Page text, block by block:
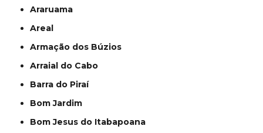
Araruama
Areal
Armação dos Búzios
Arraial do Cabo
Barra do Piraí
Bom Jardim
Bom Jesus do Itabapoana